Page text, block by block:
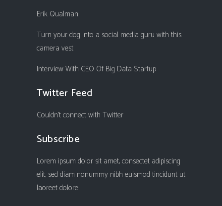
Erik Qualman
Turn your dog into a social media guru with this
camera vest
Interview With CEO Of Big Data Startup
Twitter Feed
Couldn't connect with Twitter
Subscribe
Lorem ipsum dolor sit amet, consectet adipiscing
elit, sed diam nonummy nibh euismod tincidunt ut
laoreet dolore